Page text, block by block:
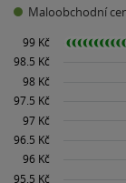
Maloobchodní